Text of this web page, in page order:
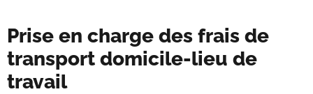
Prise en charge des frais de
transport domicile-lieu de
travail